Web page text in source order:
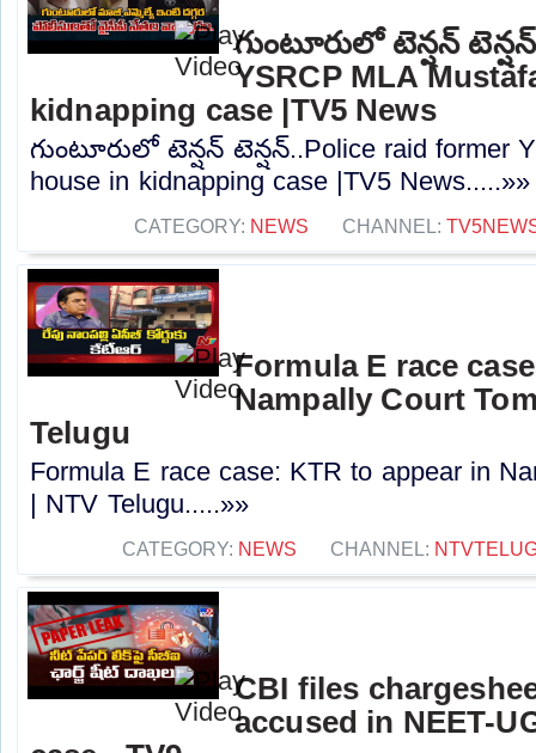
గుంటూరులో టెన్షన్
YSRCP MLA
kidnapping case |TV5 News
గుంటూరులో టెన్షన్ టెన్షన్..Police raid former
house in kidnapping case |TV5 News.....»»
CATEGORY: NEWS CHANNEL:
Formula E race
Nampally Court
Telugu
Formula E race case: KTR to appear in
| NTV Telugu.....»»
CATEGORY: NEWS CHANNEL:
CBI files
accused in NEET-